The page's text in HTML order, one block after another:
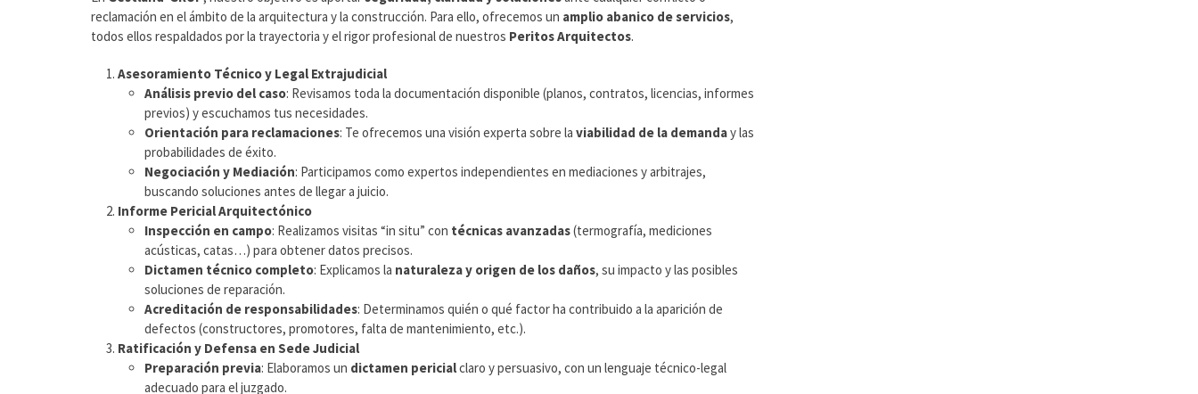
reclamación en el ámbito de la arquitectura y la construcción. Para ello, ofrecemos un amplio abanico de servicios,
todos ellos respaldados por la trayectoria y el rigor profesional de nuestros Peritos Arquitectos.
Asesoramiento Técnico y Legal Extrajudicial
Análisis previo del caso: Revisamos toda la documentación disponible (planos, contratos, licencias, informes
previos) y escuchamos tus necesidades.
Orientación para reclamaciones: Te ofrecemos una visión experta sobre la viabilidad de la demanday las
probabilidades de éxito.
Negociación y Mediación: Participamos como expertos independientes en mediaciones y arbitrajes,
buscando soluciones antes de llegar a juicio.
Informe Pericial Arquitectónico
Inspección en campo: Realizamos visitas “in situ” con técnicas avanzadas(termografía, mediciones
acústicas, catas…) para obtener datos precisos.
Dictamen técnico completo: Explicamos la naturaleza y origen de los daños, su impacto y las posibles
soluciones de reparación.
Acreditación de responsabilidades: Determinamos quién o qué factor ha contribuido a la aparición de
defectos (constructores, promotores, falta de mantenimiento, etc.).
Ratificación y Defensa en Sede Judicial
Preparación previa: Elaboramos un dictamen pericialclaro y persuasivo, con un lenguaje técnico-legal
adecuado para el juzgado.